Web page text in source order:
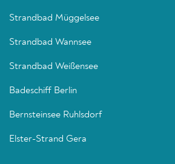
Strandbad Müggelsee
Strandbad Wannsee
Strandbad Weißensee
Badeschiff Berlin
Bernsteinsee Ruhlsdorf
Elster-Strand Gera